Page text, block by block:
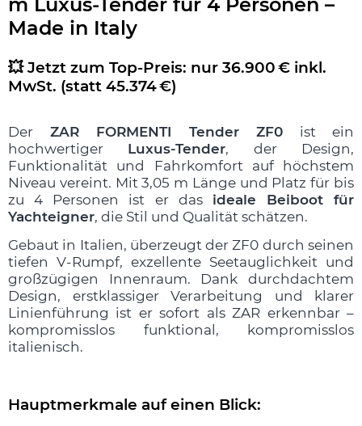
Made in Italy
💥 Jetzt zum Top-Preis: nur 36.900 € inkl.
MwSt. (statt 45.374 €)
Der ZAR FORMENTI Tender ZF0 ist ein
hochwertiger Luxus-Tender, der Design,
Funktionalität und Fahrkomfort auf höchstem
Niveau vereint. Mit 3,05 m Länge und Platz für bis
zu 4 Personen ist er das ideale Beiboot für
Yachteigner, die Stil und Qualität schätzen.
Gebaut in Italien, überzeugt der ZF0 durch seinen
tiefen V-Rumpf, exzellente Seetauglichkeit und
großzügigen Innenraum. Dank durchdachtem
Design, erstklassiger Verarbeitung und klarer
Linienführung ist er sofort als ZAR erkennbar –
kompromisslos funktional, kompromisslos
italienisch.
Hauptmerkmale auf einen Blick: